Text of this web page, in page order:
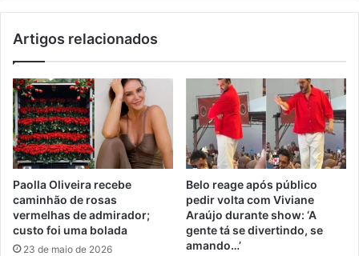
Artigos relacionados
Paolla Oliveira recebe
caminhão de rosas
vermelhas de admirador;
custo foi uma bolada
23 de maio de 2026
Belo reage após público
pedir volta com Viviane
Araújo durante show: ‘A
gente tá se divertindo, se
amando…’